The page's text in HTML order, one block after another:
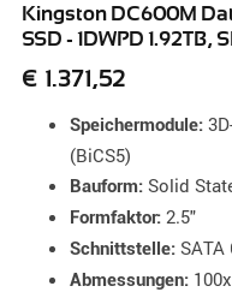
Kingston DC600M
SSD - 1DWPD 1.92TB,
€ 1.371,52
Speichermodule:
(BiCS5)
Bauform:Solid
Formfaktor:2.5"
Schnittstelle:SATA
Abmessungen: